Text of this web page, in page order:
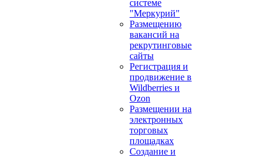
системе
"Меркурий"
Размещению
вакансий на
рекрутинговые
сайты
Регистрация и
продвижение в
Wildberries и
Ozon
Размещении на
электронных
торговых
площадках
Создание и